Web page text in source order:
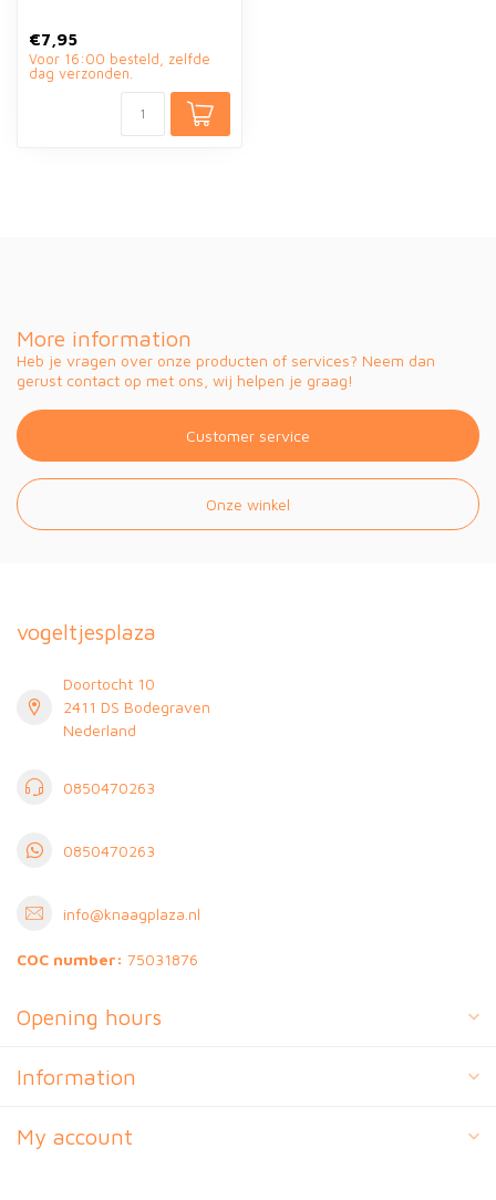
€7,95
Voor 16:00 besteld, zelfde
dag verzonden.
More information
Heb je vragen over onze producten of services? Neem dan
gerust contact op met ons, wij helpen je graag!
Customer service
Onze winkel
vogeltjesplaza
Doortocht 10
2411 DS Bodegraven
Nederland
0850470263
0850470263
info@knaagplaza.nl
COC number: 75031876
Opening hours
Information
My account